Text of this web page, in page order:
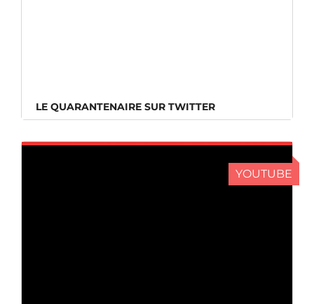
LE QUARANTENAIRE SUR TWITTER
YOUTUBE